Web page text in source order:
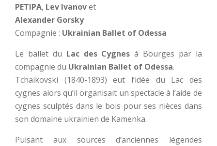
PETIPA, Lev Ivanovet
Alexander Gorsky
Compagnie : Ukrainian Ballet of Odessa
Le ballet du Lac des Cygnes à Bourges par la
compagnie du Ukrainian Ballet of Odessa.
Tchaïkovski (1840-1893) eut l’idée du Lac des
cygnes alors qu’il organisait un spectacle à l’aide de
cygnes sculptés dans le bois pour ses nièces dans
son domaine ukrainien de Kamenka.
Puisant aux sources d’anciennes légendes